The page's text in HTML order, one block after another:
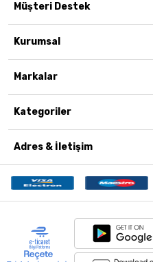
Müşteri Destek
Kurumsal
Markalar
Kategoriler
Adres & İletişim